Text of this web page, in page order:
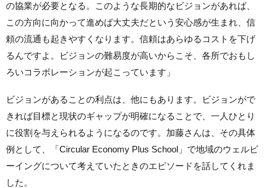
の協業が必要となる。このような長期的なビジョンがあれば、
この方向に向かって進めば大丈夫だという安心感が生まれ、信
頼の流通も起きやすくなります。信頼はあらゆるコストを下げ
るんですよ。ビジョンの難易度が高いからこそ、各所でおもし
ろいコラボレーションが起こっています」
ビジョンがあることの利点は、他にもあります。ビジョンがで
きれば目標と現状のギャップが明確になることで、一人ひとり
に役割を与えられるようになるのです。加藤さんは、その具体
例として、「Circular Economy Plus School」で地域のウェルビ
ーイングについて考えていたときのエピソードを話してくれま
した。